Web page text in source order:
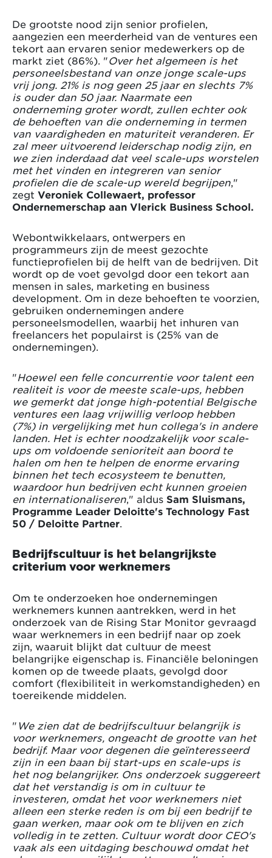
De grootste nood zijn senior profielen,
aangezien een meerderheid van de ventures een
tekort aan ervaren senior medewerkers op de
markt ziet (86%). "Over het algemeen is het
personeelsbestand van onze jonge scale-ups
vrij jong. 21% is nog geen 25 jaar en slechts 7%
is ouder dan 50 jaar. Naarmate een
onderneming groter wordt, zullen echter ook
de behoeften van die onderneming in termen
van vaardigheden en maturiteit veranderen. Er
zal meer uitvoerend leiderschap nodig zijn, en
we zien inderdaad dat veel scale-ups worstelen
met het vinden en integreren van senior
profielen die de scale-up wereld begrijpen ,"
zegt Veroniek Collewaert, professor
Ondernemerschap aan Vlerick Business School.
Webontwikkelaars, ontwerpers en
programmeurs zijn de meest gezochte
functieprofielen bij de helft van de bedrijven. Dit
wordt op de voet gevolgd door een tekort aan
mensen in sales, marketing en business
development. Om in deze behoeften te voorzien,
gebruiken ondernemingen andere
personeelsmodellen, waarbij het inhuren van
freelancers het populairst is (25% van de
ondernemingen).
"Hoewel een felle concurrentie voor talent een
realiteit is voor de meeste scale-ups, hebben
we gemerkt dat jonge high-potential Belgische
ventures een laag vrijwillig verloop hebben
(7%) in vergelijking met hun collega's in andere
landen. Het is echter noodzakelijk voor scale-
ups om voldoende senioriteit aan boord te
halen om hen te helpen de enorme ervaring
binnen het tech ecosysteem te benutten,
waardoor hun bedrijven echt kunnen groeien
en internationaliseren ," aldus Sam Sluismans,
Programme Leader Deloitte's Technology Fast
50 / Deloitte Partner
Bedrijfscultuur is het belangrijkste
criterium voor werknemers
Om te onderzoeken hoe ondernemingen
werknemers kunnen aantrekken, werd in het
onderzoek van de Rising Star Monitor gevraagd
waar werknemers in een bedrijf naar op zoek
zijn, waaruit blijkt dat cultuur de meest
belangrijke eigenschap is. Financiële beloningen
komen op de tweede plaats, gevolgd door
comfort (flexibiliteit in werkomstandigheden) en
toereikende middelen.
" We zien dat de bedrijfscultuur belangrijk is
voor werknemers, ongeacht de grootte van het
bedrijf. Maar voor degenen die geïnteresseerd
zijn in een baan bij start-ups en scale-ups is
het nog belangrijker. Ons onderzoek suggereert
dat het verstandig is om in cultuur te
investeren, omdat het voor werknemers niet
alleen een sterke reden is om bij een bedrijf te
gaan werken, maar ook om te blijven en zich
volledig in te zetten. Cultuur wordt door CEO's
vaak als een uitdaging beschouwd omdat het